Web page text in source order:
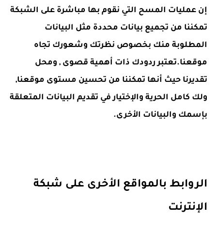
إن عمليات المسح التي نقوم بها مباشرة على الشبكة
تمكننا من تجميع بيانات محددة مثل البيانات
المطلوبة منك بخصوص نظرتك وشعورك تجاه
موقعنا.تعتبر ردودك ذات أهمية قصوى , ومحل
تقديرنا حيث أنها تمكننا من تحسين مستوى موقعنا,
ولك كامل الحرية والإختيار في تقديم البيانات المتعلقة
بإسمك والبيانات الأخرى.
الروابط بالمواقع الأخرى على شبكة
الإنترنت